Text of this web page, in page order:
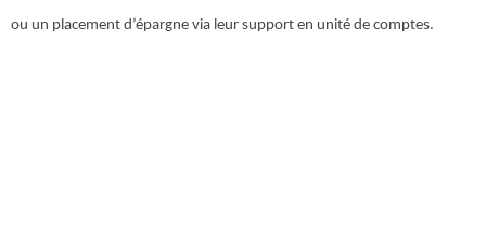
ou un placement d’épargne via leur support en unité de comptes.